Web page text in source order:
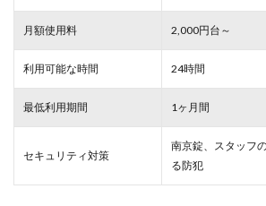
月額使用料 2,000円台～
利用可能な時間 24時間
最低利用期間 1ヶ月間
セキュリティ対策
南京錠、スタッフ
る防犯